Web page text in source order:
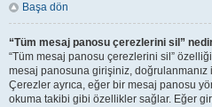
Başa dön
“Tüm mesaj panosu çerezlerini sil”
“Tüm mesaj panosu çerezlerini sil”
mesaj panosuna girişiniz,
Çerezler ayrıca, eğer bir mesaj panosu
okuma takibi gibi özellikler sağlar. Eğer